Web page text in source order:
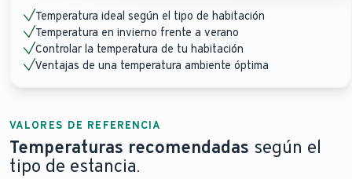
Temperatura ideal según el tipo de habitación
Temperatura en invierno frente a verano
Controlar la temperatura de tu habitación
Ventajas de una temperatura ambiente óptima
VALORES DE REFERENCIA
Temperaturas recomendadas según el
tipo de estancia.